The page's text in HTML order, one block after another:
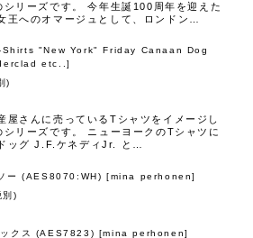
シリーズです。 今年生誕100周年を迎えた
王へのオマージュとして、ロンドン…
"New York" Friday Canaan Dog
etc..]
)
屋さんに売っているTシャツをイメージし
シリーズです。 ニューヨークのTシャツに
ッグ J.F.ケネディJr. と…
ー (AES8070:WH) [mina perhonen]
別)
クス (AES7823) [mina perhonen]